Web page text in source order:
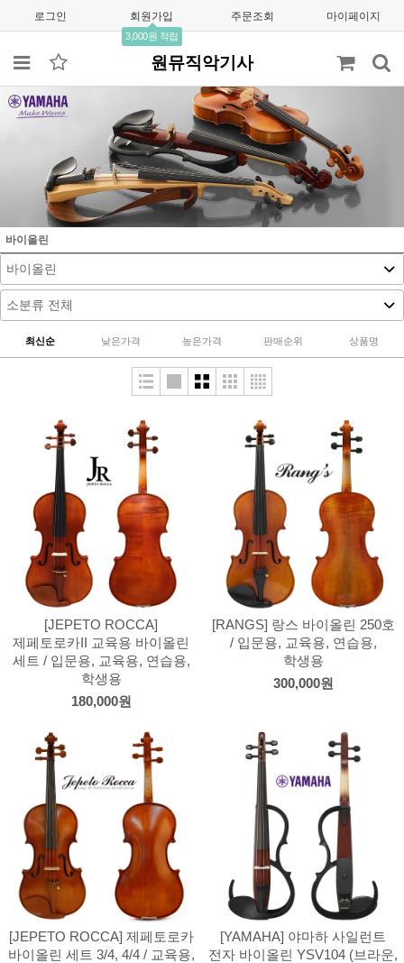
로그인 회원가입
3,000원 적립
주문조회 마이페이지
원뮤직악기사
바이올린
최신순 낮은가격 높은가격 판매순위 상품명
[JEPETO ROCCA]
제페토로카II 교육용 바이올린
세트 / 입문용, 교육용, 연습용,
학생용
180,000원
[RANGS] 랑스 바이올린 250호
/ 입문용, 교육용, 연습용,
학생용
300,000원
[JEPETO ROCCA] 제페토로카
바이올린 세트 3/4, 4/4 / 교육용,
[YAMAHA] 야마하 사일런트
전자 바이올린 YSV104 (브라운,